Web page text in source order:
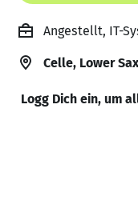
Angestellt, IT-
Celle, Lower
Logg Dich ein, um